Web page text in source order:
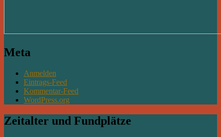
Meta
Anmelden
Eintrags-Feed
Kommentar-Feed
WordPress.org
Zeitalter und Fundplätze